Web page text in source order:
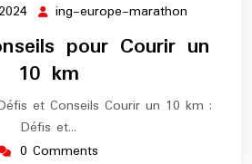
14
octobre
2024
ing-europe-marathon
marathon
pour Courir un
10 km
et Conseils Courir un 10 km :
Défis et…
0 Comments